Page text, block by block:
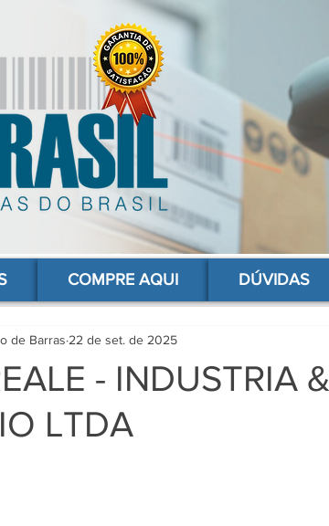
barras para produtos, gs1, código brasileiro, ean 13 universal, código de barras barato
COMPRE AQUI DÚVIDAS
- INDUSTRIA &
LTDA
de Barras 22 de set. de 2025